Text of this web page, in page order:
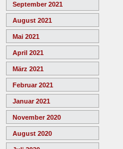
September 2021
August 2021
Mai 2021
April 2021
März 2021
Februar 2021
Januar 2021
November 2020
August 2020